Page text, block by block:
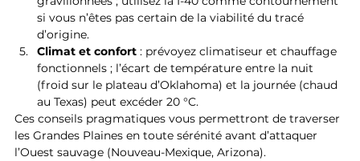
si vous n’êtes pas certain de la viabilité du tracé
d’origine.
Climat et confort : prévoyez climatiseur et chauffage
fonctionnels ; l’écart de température entre la nuit
(froid sur le plateau d’Oklahoma) et la journée (chaud
au Texas) peut excéder 20 °C.
Ces conseils pragmatiques vous permettront de traverser
les Grandes Plaines en toute sérénité avant d’attaquer
l’Ouest sauvage (Nouveau-Mexique, Arizona).